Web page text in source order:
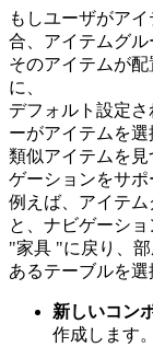
もしユーザがア
合、アイテムグル
そのアイテムが
に、
デフォルト設定
ーがアイテムを選
類似アイテムを
ゲーションをサポ
例えば、アイテ
と、ナビゲーシ
"家具 "に戻り、
あるテーブルを選
新しいコン
作成します